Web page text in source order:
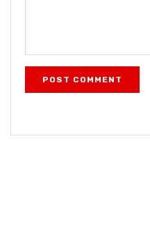
POST COMMENT